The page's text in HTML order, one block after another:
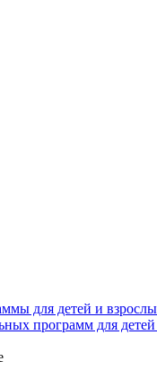
для детей и
программ для